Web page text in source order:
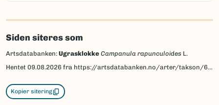
Siden siteres som
Artsdatabanken: Ugrasklokke Campanula rapunculoides L.
Hentet 09.08.2026 fra https://artsdatabanken.no/arter/takson/60902
Kopier sitering